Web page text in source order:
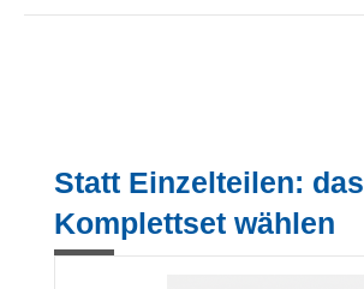
Produktgalerie überspringen
Statt Einzelteilen: das
Komplettset wählen